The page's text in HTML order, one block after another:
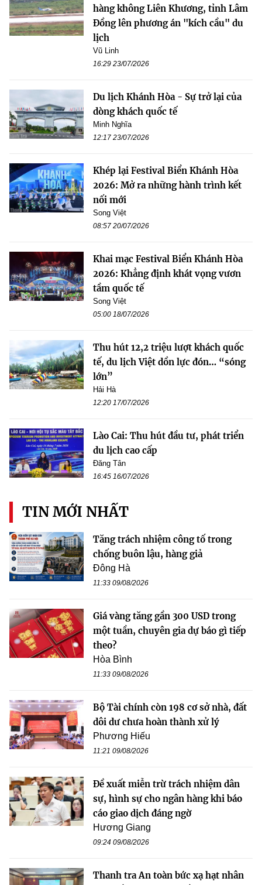
hàng không Liên Khương, tỉnh Lâm
Đồng lên phương án "kích cầu" du
lịch
Vũ Linh
16:29 23/07/2026
Du lịch Khánh Hòa - Sự trở lại của
dòng khách quốc tế
Minh Nghĩa
12:17 23/07/2026
Khép lại Festival Biển Khánh Hòa
2026: Mở ra những hành trình kết
nối mới
Song Việt
08:57 20/07/2026
Khai mạc Festival Biển Khánh Hòa
2026: Khẳng định khát vọng vươn
tầm quốc tế
Song Việt
05:00 18/07/2026
Thu hút 12,2 triệu lượt khách quốc
tế, du lịch Việt dồn lực đón… “sóng
lớn”
Hải Hà
12:20 17/07/2026
Lào Cai: Thu hút đầu tư, phát triển
du lịch cao cấp
Đăng Tân
16:45 16/07/2026
TIN MỚI NHẤT
Tăng trách nhiệm công tố trong
chống buôn lậu, hàng giả
Đông Hà
11:33 09/08/2026
Giá vàng tăng gần 300 USD trong
một tuần, chuyên gia dự báo gì tiếp
theo?
Hòa Bình
11:33 09/08/2026
Bộ Tài chính còn 198 cơ sở nhà, đất
dôi dư chưa hoàn thành xử lý
Phương Hiếu
11:21 09/08/2026
Đề xuất miễn trừ trách nhiệm dân
sự, hình sự cho ngân hàng khi báo
cáo giao dịch đáng ngờ
Hương Giang
09:24 09/08/2026
Thanh tra An toàn bức xạ hạt nhân